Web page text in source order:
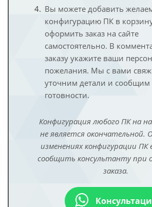
Вы можете добавить
конфигурацию ПК в
оформить заказ на сайте
самостоятельно. В
заказу укажите ваши
пожелания. Мы с вами
уточним детали и сообщим
готовности.
Конфигурация любого ПК на
не является окончательной.
изменениях конфигурации
сообщить консультанту при
заказа.